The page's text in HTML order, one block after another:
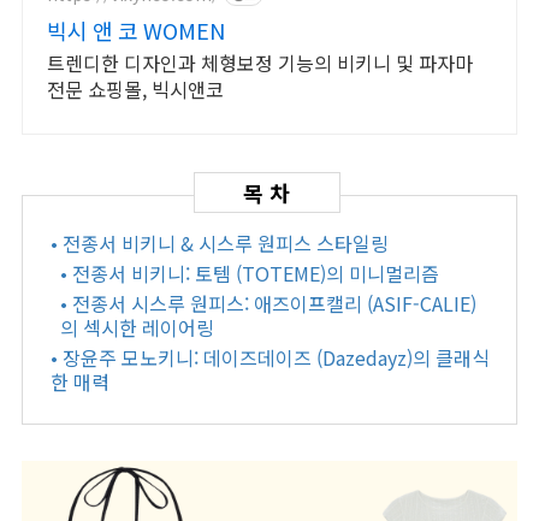
빅시 앤 코 WOMEN
트렌디한 디자인과 체형보정 기능의 비키니 및 파자마
전문 쇼핑몰, 빅시앤코
• 전종서 비키니 & 시스루 원피스 스타일링
• 전종서 비키니: 토템 (TOTEME)의 미니멀리즘
• 전종서 시스루 원피스: 애즈이프캘리 (ASIF-CALIE)
의 섹시한 레이어링
• 장윤주 모노키니: 데이즈데이즈 (Dazedayz)의 클래식
한 매력